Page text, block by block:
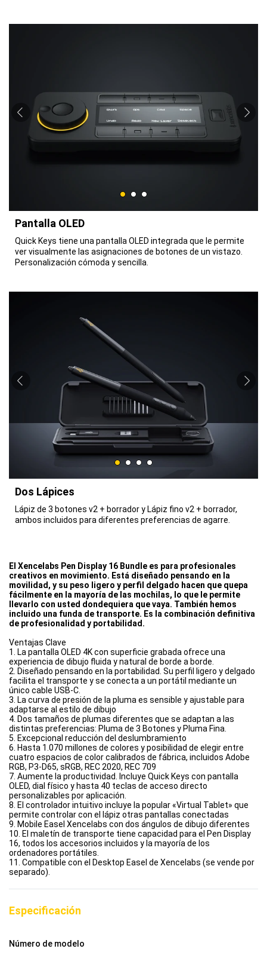
Pantalla OLED
Quick Keys tiene una pantalla OLED integrada que le permite
ver visualmente las asignaciones de botones de un vistazo.
Personalización cómoda y sencilla.
Dos Lápices
Lápiz de 3 botones v2 + borrador y Lápiz fino v2 + borrador,
ambos incluidos para diferentes preferencias de agarre.
El Xencelabs Pen Display 16 Bundle es para profesionales
creativos en movimiento. Está diseñado pensando en la
movilidad, y su peso ligero y perfil delgado hacen que quepa
fácilmente en la mayoría de las mochilas, lo que le permite
llevarlo con usted dondequiera que vaya. También hemos
incluido una funda de transporte. Es la combinación definitiva
de profesionalidad y portabilidad.
Ventajas Clave
1. La pantalla OLED 4K con superficie grabada ofrece una
experiencia de dibujo fluida y natural de borde a borde.
2. Diseñado pensando en la portabilidad. Su perfil ligero y delgado
facilita el transporte y se conecta a un portátil mediante un
único cable USB-C.
3. La curva de presión de la pluma es sensible y ajustable para
adaptarse al estilo de dibujo
4. Dos tamaños de plumas diferentes que se adaptan a las
distintas preferencias: Pluma de 3 Botones y Pluma Fina.
5. Excepcional reducción del deslumbramiento
6. Hasta 1.070 millones de colores y posibilidad de elegir entre
cuatro espacios de color calibrados de fábrica, incluidos Adobe
RGB, P3-D65, sRGB, REC 2020, REC 709
7. Aumente la productividad. Incluye Quick Keys con pantalla
OLED, dial físico y hasta 40 teclas de acceso directo
personalizables por aplicación.
8. El controlador intuitivo incluye la popular «Virtual Tablet» que
permite controlar con el lápiz otras pantallas conectadas
9. Mobile Easel Xencelabs con dos ángulos de dibujo diferentes
10. El maletín de transporte tiene capacidad para el Pen Display
16, todos los accesorios incluidos y la mayoría de los
ordenadores portátiles.
11. Compatible con el Desktop Easel de Xencelabs (se vende por
separado).
Especificación
Número de modelo